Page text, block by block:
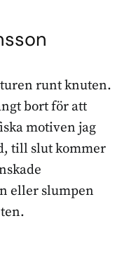
runt knuten.
bort för att
motiven jag
till slut kommer
eller slumpen